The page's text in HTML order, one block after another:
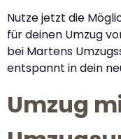
Nutze jetzt die
für deinen Umzug
bei Martens
entspannt in dein
Umzug